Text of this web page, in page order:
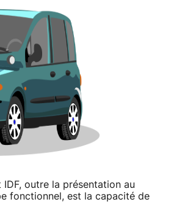
IDF, outre la présentation au
fonctionnel, est la capacité de